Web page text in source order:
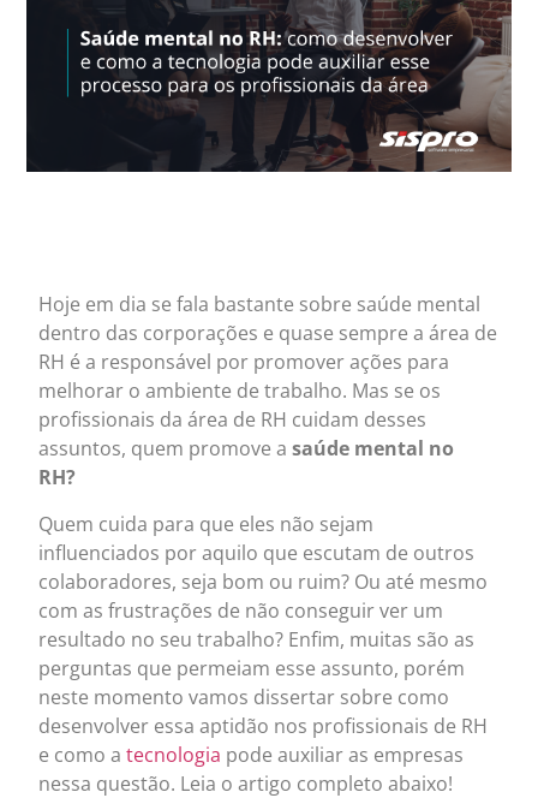
Hoje em dia se fala bastante sobre saúde mental
dentro das corporações e quase sempre a área de
RH é a responsável por promover ações para
melhorar o ambiente de trabalho. Mas se os
profissionais da área de RH cuidam desses
assuntos, quem promove asaúde mental no
RH?
Quem cuida para que eles não sejam
influenciados por aquilo que escutam de outros
colaboradores, seja bom ou ruim? Ou até mesmo
com as frustrações de não conseguir ver um
resultado no seu trabalho? Enfim, muitas são as
perguntas que permeiam esse assunto, porém
neste momento vamos dissertar sobre como
desenvolver essa aptidão nos profissionais de RH
e como atecnologia pode auxiliar as empresas
nessa questão. Leia o artigo completo abaixo!